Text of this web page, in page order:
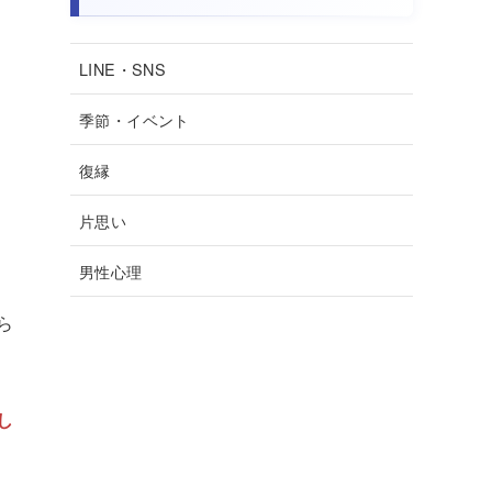
LINE・SNS
季節・イベント
復縁
片思い
男性心理